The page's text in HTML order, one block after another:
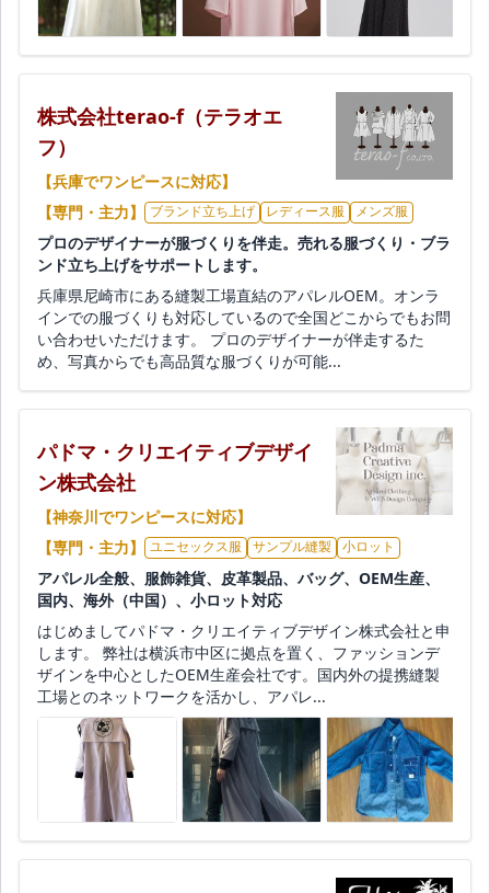
株式会社terao-f（テラオエ
フ）
【兵庫でワンピースに対応】
【専門・主力】
ブランド立ち上げ レディース服 メンズ服
プロのデザイナーが服づくりを伴走。売れる服づくり・ブラ
ンド立ち上げをサポートします。
兵庫県尼崎市にある縫製工場直結のアパレルOEM。オンラ
インでの服づくりも対応しているので全国どこからでもお問
い合わせいただけます。 プロのデザイナーが伴走するた
め、写真からでも高品質な服づくりが可能...
パドマ・クリエイティブデザイ
ン株式会社
【神奈川でワンピースに対応】
【専門・主力】
ユニセックス服 サンプル縫製 小ロット
アパレル全般、服飾雑貨、皮革製品、バッグ、OEM生産、
国内、海外（中国）、小ロット対応
はじめましてパドマ・クリエイティブデザイン株式会社と申
します。 弊社は横浜市中区に拠点を置く、ファッションデ
ザインを中心としたOEM生産会社です。国内外の提携縫製
工場とのネットワークを活かし、アパレ...